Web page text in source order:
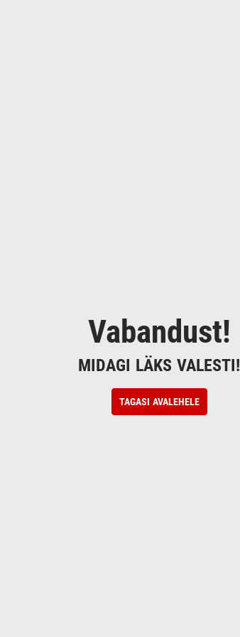
Vabandust!
MIDAGI LÄKS VALESTI!
TAGASI AVALEHELE